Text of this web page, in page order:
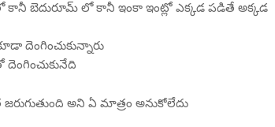
కానీ బెదురూమ్ లో కానీ ఇంకా ఇంట్లో ఎక్కడ పడితే అక్కడ
దెంగించుకున్నారు
దెంగించుకునేది
అని ఏ మాత్రం అనుకోలేదు